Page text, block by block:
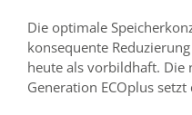
Die optimale
konsequente
heute als vorbildhaft. Die
Generation ECOplus